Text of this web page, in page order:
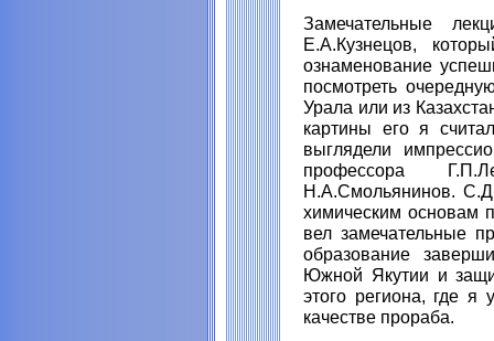
Замечательные
Е.А.Кузнецов,
ознаменование
посмотреть
Урала или из
картины его я
выглядели
профессора
Н.А.Смольянинов.
химическим основам
вел замечательные
образование
Южной Якутии и
этого региона, где я
качестве прораба.